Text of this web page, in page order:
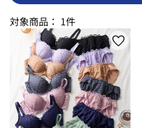
対象商品： 1件